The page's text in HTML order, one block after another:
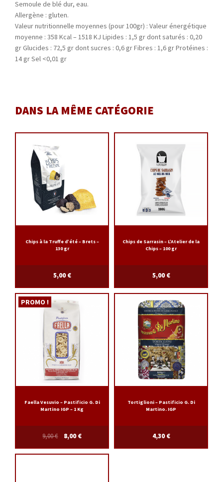
Semoule de blé dur, eau.
Allergène : gluten.
Valeur nutritionnelle moyennes (pour 100gr) : Valeur énergétique
moyenne : 358 Kcal – 1518 KJ Lipides : 1,5 gr dont saturés : 0,20
gr Glucides : 72,5 gr dont sucres : 0,6 gr Fibres : 1,6 gr Protéines :
14 gr Sel <0,01 gr
DANS LA MÊME CATÉGORIE
Chips à la Truffe d’été – Brets –
130 gr
5,00€
Chips de Sarrasin – L’Atelier de la
Chips – 100 gr
5,00€
Faella Vesuvio – Pastificio G. Di
Martino IGP – 1 Kg
PROMO !
9,00€ 8,00€
Tortiglioni – Pastificio G. Di
Martino. IGP
4,30€